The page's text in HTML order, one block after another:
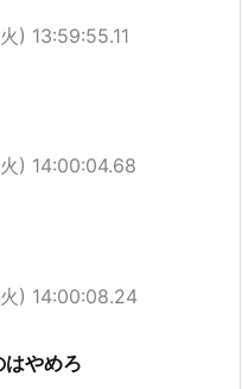
) 13:59:55.11
) 14:00:04.68
) 14:00:08.24
やめろ